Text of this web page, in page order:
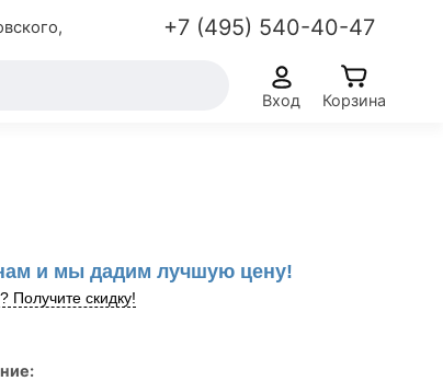
+7 (495) 540-40-47
Вход Корзина
и мы дадим лучшую цену!
скидку!